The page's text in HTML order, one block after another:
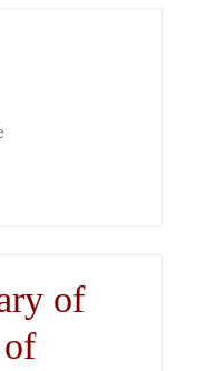
of